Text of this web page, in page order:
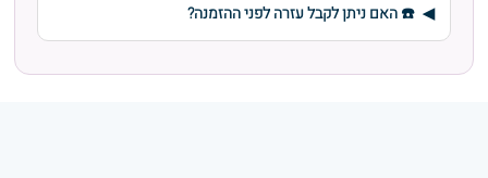
☎️ האם ניתן לקבל עזרה לפני ההזמנה?